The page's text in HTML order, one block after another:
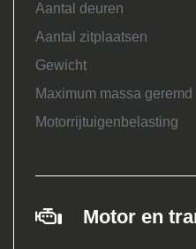
Aantal deuren
Aantal zitplaatsen
Gewicht
Maximum massa geremd
Motorrijtuigenbelasting
Motor en